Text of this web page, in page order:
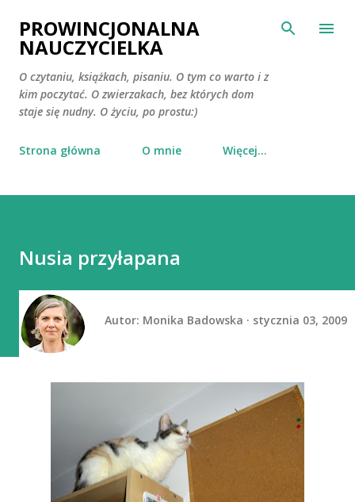
Przejdź do głównej zawartości
PROWINCJONALNA
NAUCZYCIELKA
O czytaniu, książkach, pisaniu. O tym co warto i z
kim poczytać. O zwierzakach, bez których dom
staje się nudny. O życiu, po prostu:)
Strona główna O mnie Więcej…
Nusia przyłapana
Autor: Monika Badowska stycznia 03, 2009